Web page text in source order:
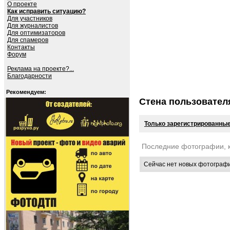
О проекте
Как исправить ситуацию?
Для участников
Для журналистов
Для оптимизаторов
Для спамеров
Контакты
Форум
Реклама на проекте?...
Благодарности
Рекомендуем:
Стена
Только
Последние фотографии,
Сейчас нет новых